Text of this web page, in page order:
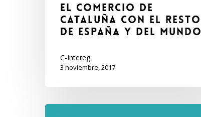
El comercio de
Cataluña con el Resto
de España y del Mundo
C-Intereg
3 noviembre, 2017